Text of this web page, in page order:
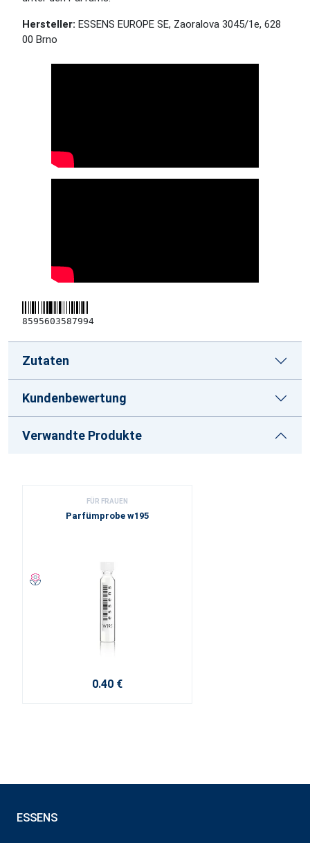
Hersteller: ESSENS EUROPE SE, Zaoralova 3045/1e, 628
00 Brno
8595603587994
Zutaten
Kundenbewertung
Verwandte Produkte
FÜR FRAUEN
Parfümprobe w195
0.40 €
ESSENS